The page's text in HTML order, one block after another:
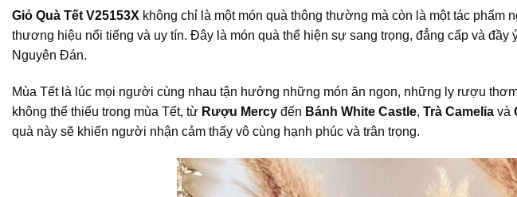
Giỏ Quà Tết V25153X không chỉ là một món quà thông thường mà còn là một tác
thương hiệu nổi tiếng và uy tín. Đây là món quà thể hiện sự sang trọng, đẳng cấp và
Nguyên Đán.
Mùa Tết là lúc mọi người cùng nhau tận hưởng những món ăn ngon, những ly rượu
không thể thiếu trong mùa Tết, từ Rượu Mercy đến Bánh White Castle, Trà Camelia và
quà này sẽ khiến người nhận cảm thấy vô cùng hạnh phúc và trân trọng.